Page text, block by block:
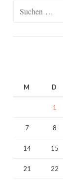
M D
1
7 8
14 15
21 22